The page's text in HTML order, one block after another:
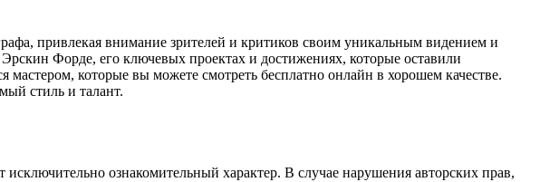
привлекая внимание зрителей и критиков своим уникальным видением и
Форде, его ключевых проектах и достижениях, которые оставили
которые вы можете смотреть бесплатно онлайн в хорошем качестве.
стиль и талант.
ознакомительный характер. В случае нарушения авторских прав,